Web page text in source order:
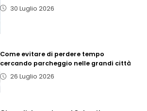
30 Luglio 2026
Come evitare di perdere tempo
cercando parcheggio nelle grandi città
26 Luglio 2026